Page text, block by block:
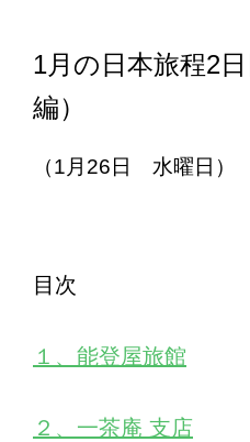
EDO KAGURA
Authentic Traditional Cultural
1月の日本旅程2
編）
（1月26日 水曜日）
目次
１、 能登屋旅館
２、一茶庵 支店